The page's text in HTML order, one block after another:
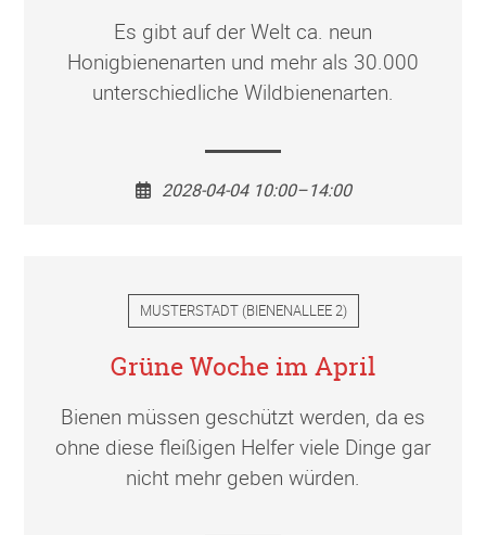
Es gibt auf der Welt ca. neun
Honigbienenarten und mehr als 30.000
unterschiedliche Wildbienenarten.
2028-04-04 10:00–14:00
MUSTERSTADT(BIENENALLEE 2)
Grüne Woche im April
Bienen müssen geschützt werden, da es
ohne diese fleißigen Helfer viele Dinge gar
nicht mehr geben würden.